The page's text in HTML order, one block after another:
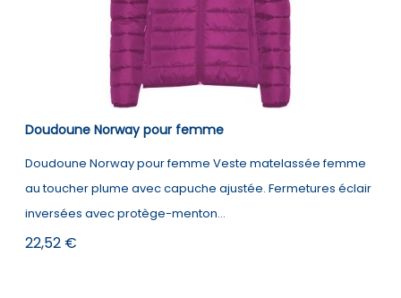
Doudoune Norway pour femme
Doudoune Norway pour femme Veste matelassée femme
au toucher plume avec capuche ajustée. Fermetures éclair
inversées avec protège-menton...
Prix
22,52 €